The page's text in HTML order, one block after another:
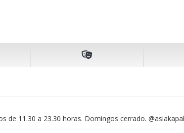
de 11.30 a 23.30 horas. Domingos cerrado.